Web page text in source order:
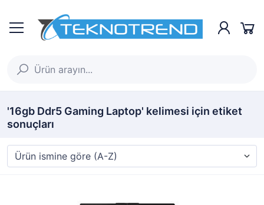
'16gb Ddr5 Gaming Laptop' kelimesi için etiket
sonuçları